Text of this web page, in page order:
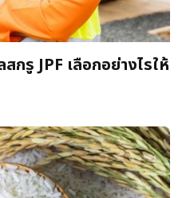
กรู JPF เลือกอย่างไรให้